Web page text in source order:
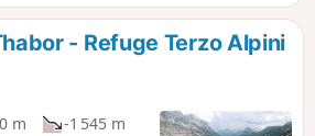
- Refuge Terzo Alpini
m
-1 545 m